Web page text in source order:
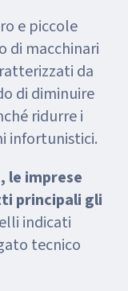
e piccole
di macchinari
da
di diminuire
ridurre i
infortunistici.
le imprese
principali gli
indicati
tecnico